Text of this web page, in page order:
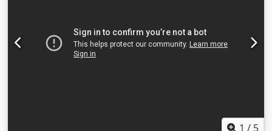
1 / 5